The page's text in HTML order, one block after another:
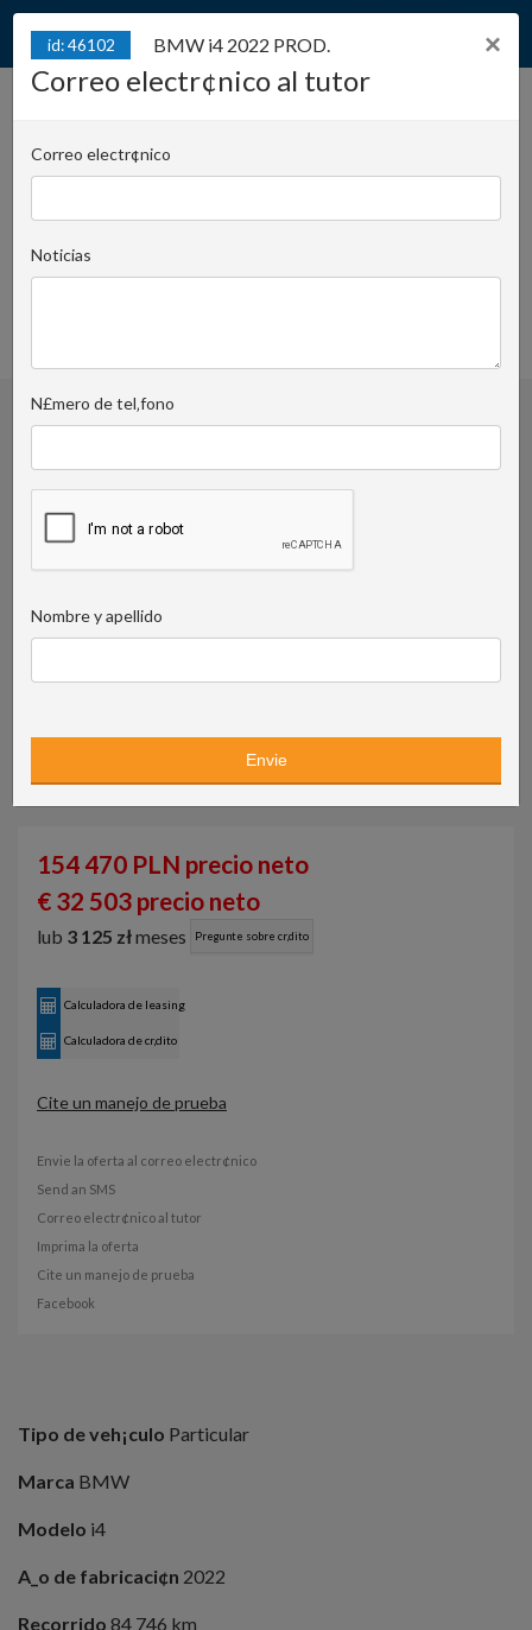
T26
Krzysztof Kijewski
154 470 PLN precio neto
€ 32 503 precio neto
lub 3 125 złmeses Pregunte sobre cr‚dito
Calculadora de leasing
Calculadora de cr‚dito
Cite un manejo de prueba
Envie la oferta al correo electr¢nico
Send an SMS
Correo electr¢nico al tutor
Imprima la oferta
Cite un manejo de prueba
Facebook
Tipo de veh¡culo Particular
Marca BMW
Modelo i4
A_o de fabricaci¢n 2022
Recorrido 84 746 km
×
id: 46102 BMW i4 2022 PROD.
Correo electr¢nico al tutor
Correo electr¢nico
Noticias
N£mero de tel‚fono
Nombre y apellido